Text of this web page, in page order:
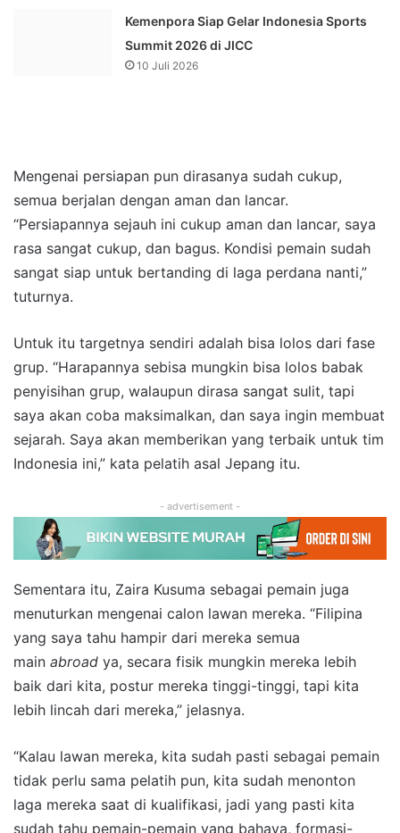
Kemenpora Siap Gelar Indonesia Sports
Summit 2026 di JICC
10 Juli 2026
Mengenai persiapan pun dirasanya sudah cukup,
semua berjalan dengan aman dan lancar.
“Persiapannya sejauh ini cukup aman dan lancar, saya
rasa sangat cukup, dan bagus. Kondisi pemain sudah
sangat siap untuk bertanding di laga perdana nanti,”
tuturnya.
Untuk itu targetnya sendiri adalah bisa lolos dari fase
grup. “Harapannya sebisa mungkin bisa lolos babak
penyisihan grup, walaupun dirasa sangat sulit, tapi
saya akan coba maksimalkan, dan saya ingin membuat
sejarah. Saya akan memberikan yang terbaik untuk tim
Indonesia ini,” kata pelatih asal Jepang itu.
- advertisement -
Sementara itu, Zaira Kusuma sebagai pemain juga
menuturkan mengenai calon lawan mereka. “Filipina
yang saya tahu hampir dari mereka semua
main abroad ya, secara fisik mungkin mereka lebih
baik dari kita, postur mereka tinggi-tinggi, tapi kita
lebih lincah dari mereka,” jelasnya.
“Kalau lawan mereka, kita sudah pasti sebagai pemain
tidak perlu sama pelatih pun, kita sudah menonton
laga mereka saat di kualifikasi, jadi yang pasti kita
sudah tahu pemain-pemain yang bahaya, formasi-